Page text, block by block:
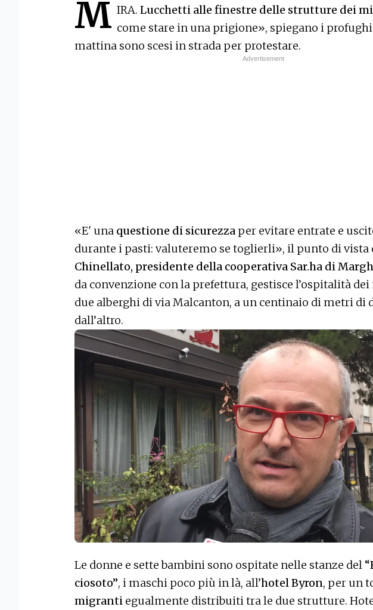
M IRA. Lucchetti alle finestre delle strutture dei
come stare in una prigione», spiegano i
mattina sono scesi in strada per protestare.
«E' una questione di sicurezza per evitare entrate e
durante i pasti: valuteremo se toglierli», il punto di vista
Chinellato, presidente della cooperativa Sar.ha di
da convenzione con la prefettura, gestisce l’ospitalità
due alberghi di via Malcanton, a un centinaio di metri di
dall’altro.
Le donne e sette bambini sono ospitate nelle stanze del
ciosoto”, i maschi poco più in là, all’hotel Byron, per un
migranti egualmente distribuiti tra le due strutture.